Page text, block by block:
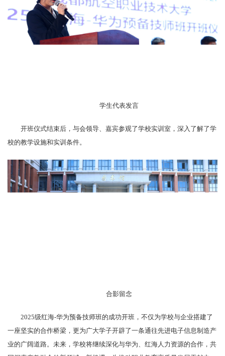
学生代表发言
开班仪式结束后，与会领导、嘉宾参观了学校实训室，深入了解了学
校的教学设施和实训条件。
合影留念
2025级红海-华为预备技师班的成功开班，不仅为学校与企业搭建了
一座坚实的合作桥梁，更为广大学子开辟了一条通往先进电子信息制造产
业的广阔道路。未来，学校将继续深化与华为、红海人力资源的合作，共